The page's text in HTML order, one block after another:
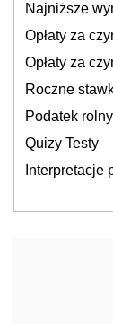
Najniższe
Opłaty za
Opłaty za
Roczne
Podatek rolny
Quizy Testy
Interpretacje